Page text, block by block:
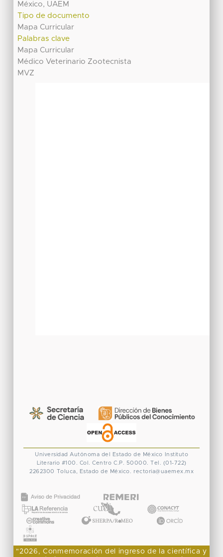
México, UAEM
Tipo de documento
Mapa Curricular
Palabras clave
Mapa Curricular
Médico Veterinario Zootecnista
MVZ
Universidad Autónoma del Estado de México
Instituto
Literario #100. Col. Centro C.P. 50000. Tel. (01-722)
2262300 Toluca, Estado de México. rectoria@uaemex.mx
"2026, Conmemoración del ingreso de la científica y